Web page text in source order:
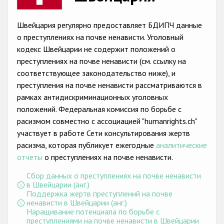
Anti-Roma hate crime
Anti-Semitic hate crime
Anti-Muslim hate crime
Anti-Christian hate crime
Other hate crime based on religion or belief
Gender-based hate crime
Anti-LGBTI hate crime
Disability hate crime
Проекты БДИПЧ
Организации гражданского общества
Швейцария регулярно предоставляет БДИПЧ данные
о преступлениях на почве ненависти. Уголовный
кодекс Швейцарии не содержит положений о
преступлениях на почве ненависти (см. ссылку на
соответствующее законодательство ниже), и
преступления на почве ненависти рассматриваются в
рамках антидискриминационных уголовных
положений. Федеральная комиссия по борьбе с
расизмом совместно с ассоциацией "humanrights.ch"
участвует в работе Сети консультирования жертв
расизма, которая публикует ежегодные аналитические
отчеты о преступлениях на почве ненависти.
Сбор данных о преступлениях на почве ненависти
в Швейцарии (анг.)
Поддержка жертв преступлений на почве
ненависти в Швейцарии (анг.)
Наращивание потенциала по борьбе с
преступлениями на почве ненависти в Швейцарии